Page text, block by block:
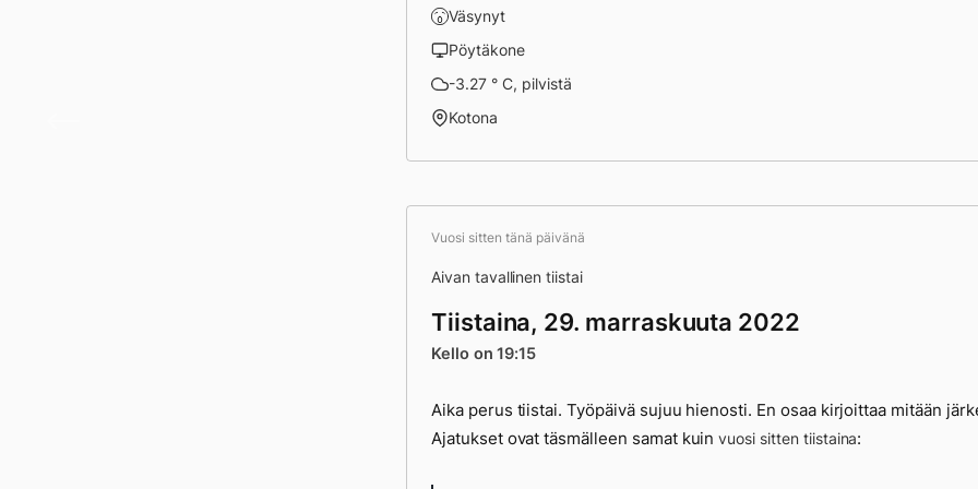
Väsynyt
Pöytäkone
-3.27 ° C, pilvistä
Kotona
Vuosi sitten tänä päivänä
Aivan tavallinen tiistai
Tiistaina, 29. marraskuuta 2022
Kello on 19:15
Aika perus tiistai. Työpäivä sujuu hienosti. En osaa kirjoittaa mitään
Ajatukset ovat täsmälleen samat kuinvuosi sitten tiistaina:
Pimeydestä valoon